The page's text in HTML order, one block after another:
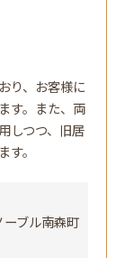
り、お客様に
す。また、両
しつつ、旧居
。
ブル南森町